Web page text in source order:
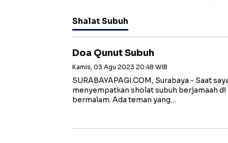
Shalat Subuh
Doa Qunut Subuh
Kamis, 03 Agu 2023 20:48 WIB
SURABAYAPAGI.COM, Surabaya - Saat
menyempatkan sholat subuh berjamaah
bermalam. Ada teman yang…